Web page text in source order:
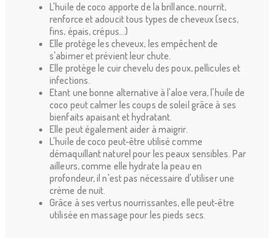
L'huile de coco apporte de la brillance, nourrit,
renforce et adoucit tous types de cheveux (secs,
fins, épais, crépus...)
Elle protège les cheveux, les empêchent de
s'abimer et prévient leur chute.
Elle protège le cuir chevelu des poux, pellicules et
infections.
Etant une bonne alternative à l'aloe vera, l'huile de
coco peut calmer les coups de soleil grâce à ses
bienfaits apaisant et hydratant.
Elle peut également aider à maigrir.
L'huile de coco peut-être utilisé comme
démaquillant naturel pour les peaux sensibles. Par
ailleurs, comme elle hydrate la peau en
profondeur, il n'est pas nécessaire d'utiliser une
crème de nuit.
Grâce à ses vertus nourrissantes, elle peut-être
utilisée en massage pour les pieds secs.